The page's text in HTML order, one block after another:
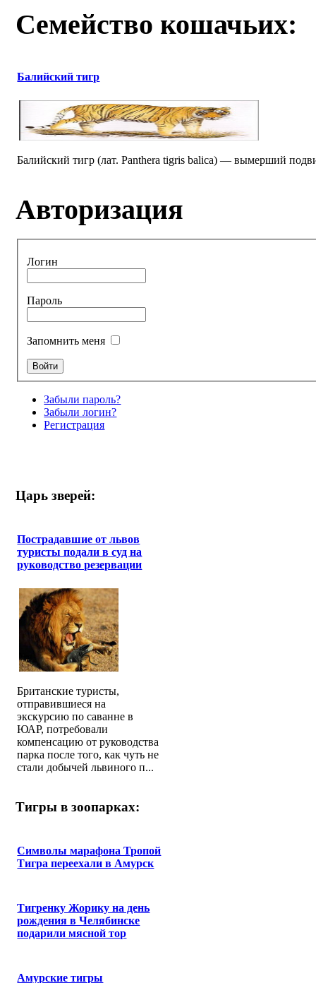
Семейство кошачьих:
Балийский тигр
Балийский тигр (лат. Panthera tіgrіs balіca) — вымерший
Авторизация
Логин
Пароль
Запомнить меня
Забыли пароль?
Забыли логин?
Регистрация
Царь зверей:
Пострадавшие от львов
туристы подали в суд на
руководство резервации
Британские туристы,
отправившиеся на
экскурсию по саванне в
ЮАР, потребовали
компенсацию от руководства
парка после того, как чуть не
стали добычей львиного п...
Тигры в зоопарках:
Символы марафона Тропой
Тигра переехали в Амурск
Тигренку Жорику на день
рождения в Челябинске
подарили мясной тор
Амурские тигры